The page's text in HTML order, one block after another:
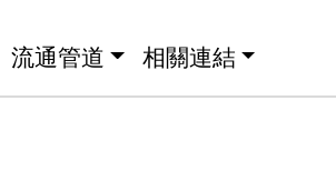
流通管道 相關連結